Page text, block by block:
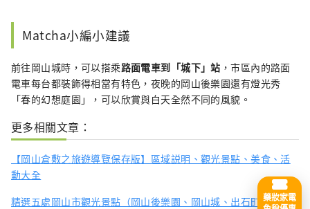
Matcha小編小建議
前往岡山城時，可以搭乘路面電車到「城下」站 ，市區內的路面
電車每台都裝飾得相當有特色，夜晚的岡山後樂園還有燈光秀
「春的幻想庭園」，可以欣賞與白天全然不同的風貌。
更多相關文章：
【岡山倉敷之旅遊導覽保存版】區域説明、觀光景點、美食、活
動大全
精選五處岡山市觀光景點（岡山後樂園、岡山城、出石町、吉備
藥妝家電